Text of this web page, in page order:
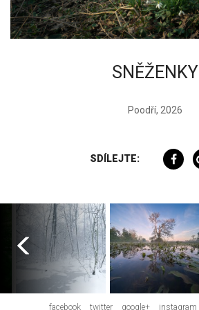
SNĚŽENKY
Poodří, 2026
SDÍLEJTE:
facebook twitter google+ instagram